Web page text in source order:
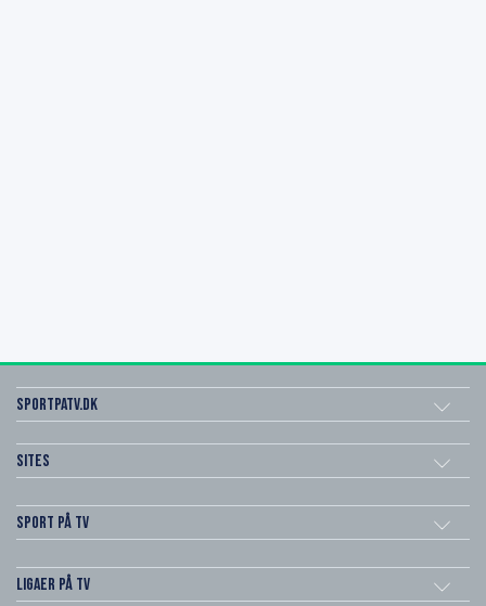
SportPaTV.dk
Sites
Sport på TV
Ligaer på TV